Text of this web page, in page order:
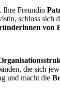
Ihre Freundin
schloss sich
von
die sich
und macht die